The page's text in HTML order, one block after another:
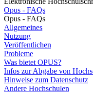
Opus - FAQs
Opus - FAQs
Allgemeines
Nutzung
Veröffentlichen
Probleme
Was bietet OPUS?
Infos zur Abgabe von
Hinweise zum Datenschutz
Andere Hochschulen